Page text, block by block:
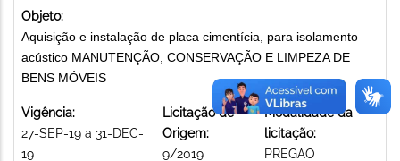
Objeto:
Aquisição e instalação de placa cimentícia, para isolamento
acústico MANUTENÇÃO, CONSERVAÇÃO E LIMPEZA DE
BENS MÓVEIS
Vigência:
27-SEP-19 a 31-DEC-
19
Licitação de
Origem:
9/2019
Modalidade da
licitação:
PREGAO